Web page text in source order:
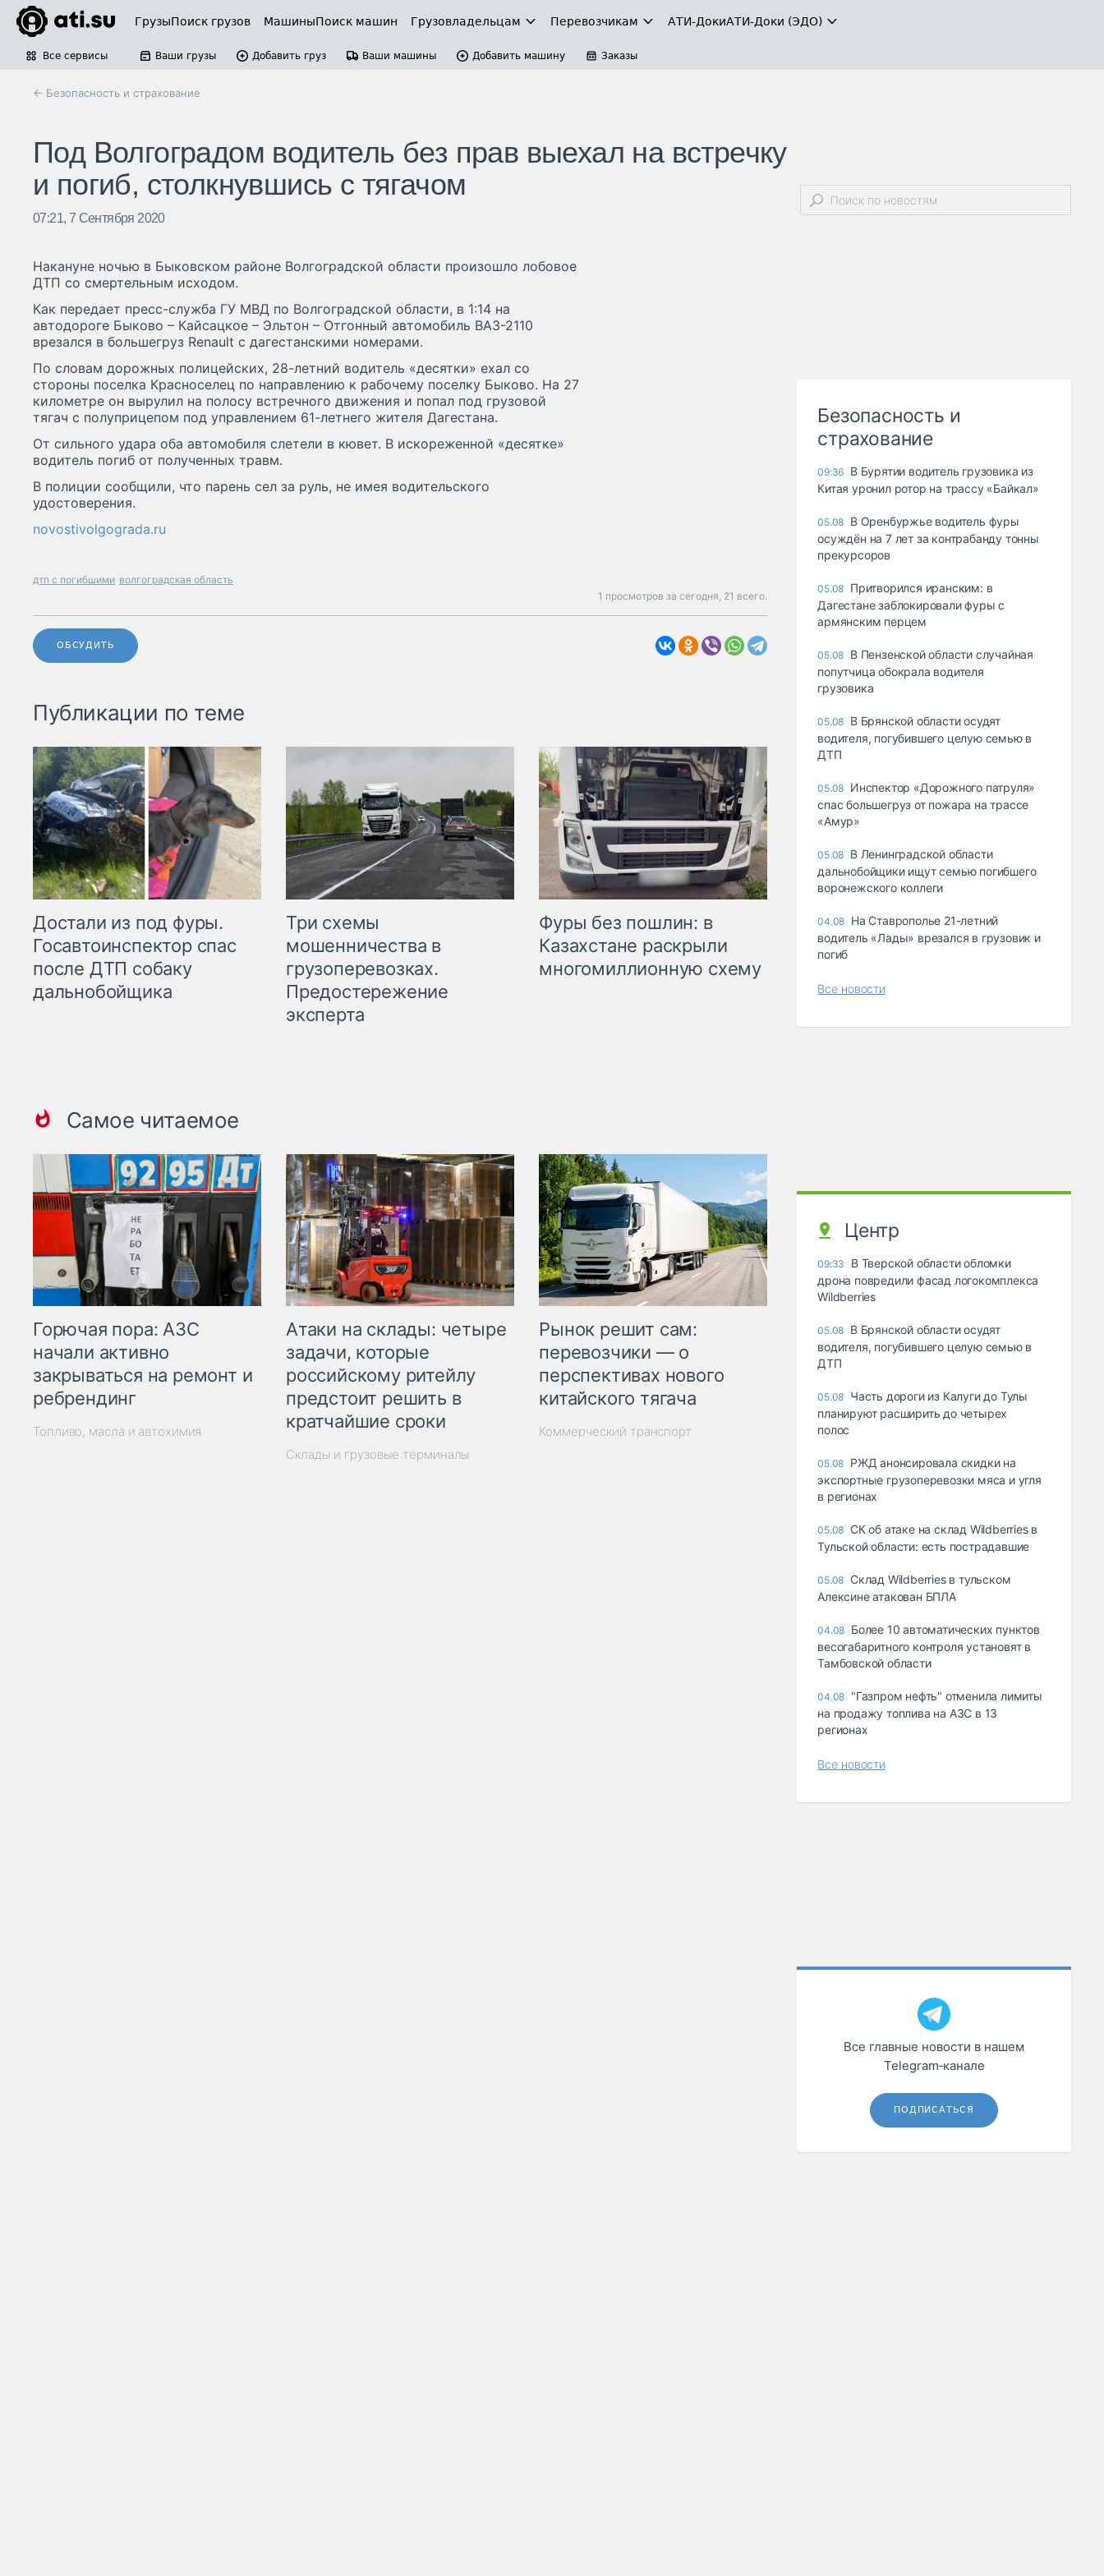
ГрузыПоиск грузов МашиныПоиск машин Грузовладельцам Перевозчикам АТИ-ДокиАТИ-Доки (ЭДО)
Все сервисы Ваши грузы Добавить груз Ваши машины Добавить машину Заказы
← Безопасность и страхование
Под Волгоградом водитель без прав выехал на встречку
и погиб, столкнувшись с тягачом
07:21, 7 Сентября 2020
Накануне ночью в Быковском районе Волгоградской области произошло лобовое
ДТП со смертельным исходом.
Как передает пресс-служба ГУ МВД по Волгоградской области, в 1:14 на
автодороге Быково – Кайсацкое – Эльтон – Отгонный автомобиль ВАЗ-2110
врезался в большегруз Renault с дагестанскими номерами.
По словам дорожных полицейских, 28-летний водитель «десятки» ехал со
стороны поселка Красноселец по направлению к рабочему поселку Быково. На 27
километре он вырулил на полосу встречного движения и попал под грузовой
тягач с полуприцепом под управлением 61-летнего жителя Дагестана.
От сильного удара оба автомобиля слетели в кювет. В искореженной «десятке»
водитель погиб от полученных травм.
В полиции сообщили, что парень сел за руль, не имея водительского
удостоверения.
novostivolgograda.ru
дтп с погибшими волгоградская область
1 просмотров за сегодня, 21 всего.
ОБСУДИТЬ
Публикации по теме
Достали из под фуры.
Госавтоинспектор спас
после ДТП собаку
дальнобойщика
Три схемы
мошенничества в
грузоперевозках.
Предостережение
эксперта
Фуры без пошлин: в
Казахстане раскрыли
многомиллионную схему
Самое читаемое
Горючая пора: АЗС
начали активно
закрываться на ремонт и
ребрендинг
Топливо, масла и автохимия
Атаки на склады: четыре
задачи, которые
российскому ритейлу
предстоит решить в
кратчайшие сроки
Склады и грузовые терминалы
Рынок решит сам:
перевозчики — о
перспективах нового
китайского тягача
Коммерческий транспорт
Безопасность и
страхование
09:36 В Бурятии водитель грузовика из
Китая уронил ротор на трассу «Байкал»
05.08 В Оренбуржье водитель фуры
осуждён на 7 лет за контрабанду тонны
прекурсоров
05.08 Притворился иранским: в
Дагестане заблокировали фуры с
армянским перцем
05.08 В Пензенской области случайная
попутчица обокрала водителя
грузовика
05.08 В Брянской области осудят
водителя, погубившего целую семью в
ДТП
05.08 Инспектор «Дорожного патруля»
спас большегруз от пожара на трассе
«Амур»
05.08 В Ленинградской области
дальнобойщики ищут семью погибшего
воронежского коллеги
04.08 На Ставрополье 21-летний
водитель «Лады» врезался в грузовик и
погиб
Все новости
Центр
09:33
В Тверской области обломки
дрона повредили фасад логокомплекса
Wildberries
05.08 В Брянской области осудят
водителя, погубившего целую семью в
ДТП
05.08 Часть дороги из Калуги до Тулы
планируют расширить до четырех
полос
05.08 РЖД анонсировала скидки на
экспортные грузоперевозки мяса и угля
в регионах
05.08 СК об атаке на склад Wildberries в
Тульской области: есть пострадавшие
05.08 Склад Wildberries в тульском
Алексине атакован БПЛА
04.08 Более 10 автоматических пунктов
весогабаритного контроля установят в
Тамбовской области
04.08 "Газпром нефть" отменила лимиты
на продажу топлива на АЗС в 13
регионах
Все новости
Все главные новости в нашем
Telegram‑канале
ПОДПИСАТЬСЯ